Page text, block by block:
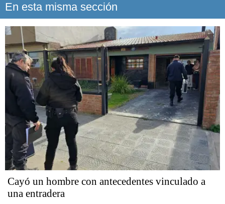
En esta misma sección
Cayó un hombre con antecedentes vinculado a
una entradera